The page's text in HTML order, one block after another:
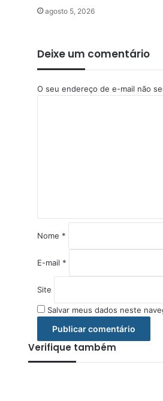
agosto 5, 2026
Deixe um comentário
O seu endereço de e-mail não
o
*
Nome *
E-mail *
Site
Salvar meus dados neste
Verifique também